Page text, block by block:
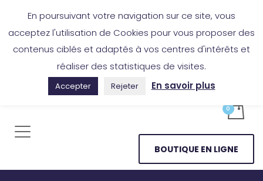
BOUTIQUE EN LIGNE
En poursuivant votre navigation sur ce site, vous
acceptez l'utilisation de Cookies pour vous proposer des
contenus ciblés et adaptés à vos centres d'intérêts et
réaliser des statistiques de visites.
Accepter Rejeter En savoir plus